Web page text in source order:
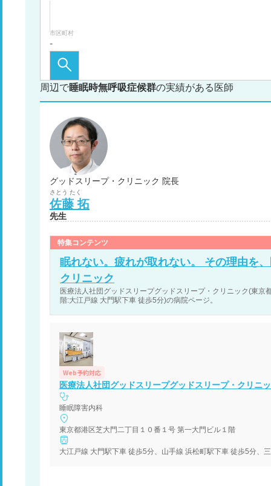
市区町村
周辺で睡眠時無呼吸症候群の実績がある医師
グッドスリープ・クリニック 院長
さとう たく
佐藤 拓
先生
特集コンテンツ
眠れない。疲れが取れない。 その理由を
クリニック
医療法人社団グッドスリープグッドスリープ・クリニック(東京
階:大江戸線 大門駅下車 徒歩5分)の病院ページ。
Web予約対応
医療法人社団グッドスリープグッドスリープ・クリニ
睡眠障害内科
東京都港区芝大門二丁目１０番１号 第一大門ビル１階
大江戸線 大門駅下車 徒歩5分、山手線 浜松町駅下車 徒歩5分、